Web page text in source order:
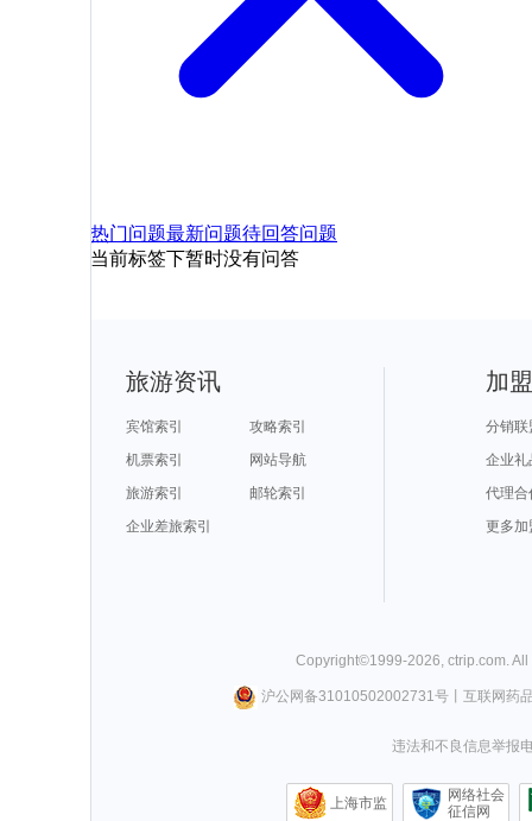
热门问题最新问题待回答问题
当前标签下暂时没有问答
旅游资讯
宾馆索引
攻略索引
机票索引
网站导航
旅游索引
邮轮索引
企业差旅索引
加
分销联
企业礼
代理合
更多加
Copyright©1999-2026, ctrip.com.
沪公网备31010502002731号丨 互联网药
违法和不良信息举报
上海市监
网络社会
征信网